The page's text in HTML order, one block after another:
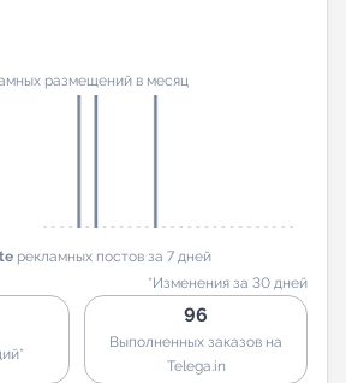
размещений в месяц
рекламных постов за 7 дней
*Изменения за 30 дней
96
Выполненных заказов на
Telega.in